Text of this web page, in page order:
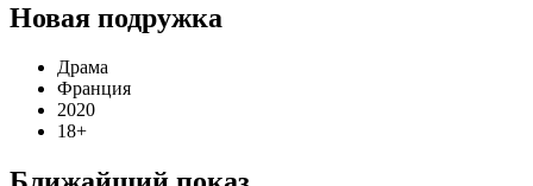
Новая подружка
Драма
Франция
2020
18+